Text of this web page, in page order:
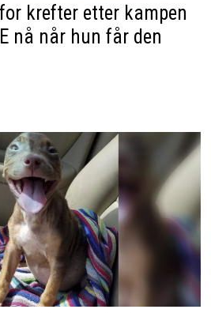
krefter etter kampen
nå når hun får den